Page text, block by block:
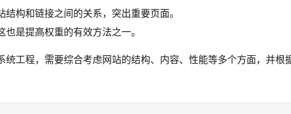
结构和链接之间的关系，突出重要页面。
也是提高权重的有效方法之一。
工程，需要综合考虑网站的结构、内容、性能等多个方面，并根